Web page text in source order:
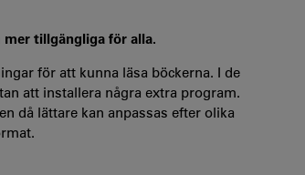
tillgängliga för alla.
för att kunna läsa böckerna. I de
att installera några extra program.
då lättare kan anpassas efter olika